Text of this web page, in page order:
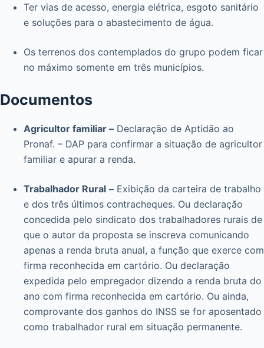
Ter vias de acesso, energia elétrica, esgoto sanitário
e soluções para o abastecimento de água.
Os terrenos dos contemplados do grupo podem ficar
no máximo somente em três municípios.
Documentos
Agricultor familiar – Declaração de Aptidão ao
Pronaf. – DAP para confirmar a situação de agricultor
familiar e apurar a renda.
Trabalhador Rural – Exibição da carteira de trabalho
e dos três últimos contracheques. Ou declaração
concedida pelo sindicato dos trabalhadores rurais de
que o autor da proposta se inscreva comunicando
apenas a renda bruta anual, a função que exerce com
firma reconhecida em cartório. Ou declaração
expedida pelo empregador dizendo a renda bruta do
ano com firma reconhecida em cartório. Ou ainda,
comprovante dos ganhos do INSS se for aposentado
como trabalhador rural em situação permanente.